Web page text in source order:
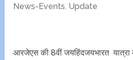
News-Events, Update
आरजेएस की 8वीं जयहिंदजयभारत यात्रा